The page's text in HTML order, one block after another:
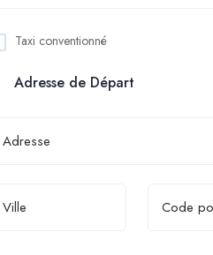
Taxi conventionné
Adresse de Départ